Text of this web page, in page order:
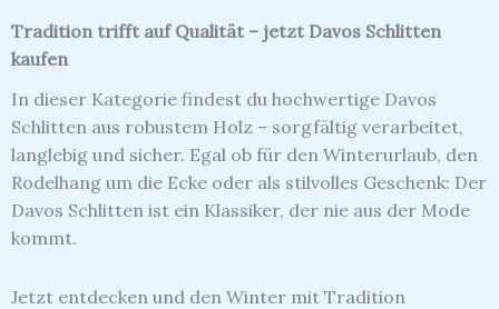
Tradition trifft auf Qualität – jetzt Davos Schlitten
kaufen
In dieser Kategorie findest du hochwertige Davos
Schlitten aus robustem Holz – sorgfältig verarbeitet,
langlebig und sicher. Egal ob für den Winterurlaub, den
Rodelhang um die Ecke oder als stilvolles Geschenk: Der
Davos Schlitten ist ein Klassiker, der nie aus der Mode
kommt.
Jetzt entdecken und den Winter mit Tradition